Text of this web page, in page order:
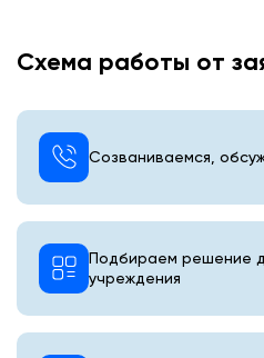
Схема работы от
Созваниваемся,
Подбираем решение
учреждения